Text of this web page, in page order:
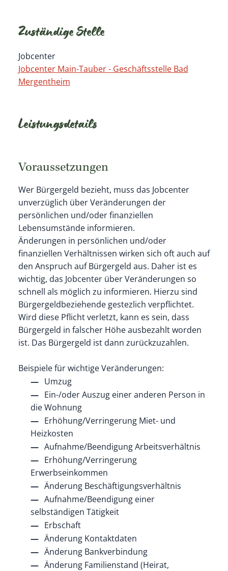
Zuständige Stelle
Jobcenter
Jobcenter Main-Tauber - Geschäftsstelle Bad
Mergentheim
Leistungsdetails
Voraussetzungen
Wer Bürgergeld bezieht, muss das Jobcenter
unverzüglich über Veränderungen der
persönlichen und/oder finanziellen
Lebensumstände informieren.
Änderungen in persönlichen und/oder
finanziellen Verhältnissen wirken sich oft auch auf
den Anspruch auf Bürgergeld aus. Daher ist es
wichtig, das Jobcenter über Veränderungen so
schnell als möglich zu informieren. Hierzu sind
Bürgergeldbeziehende gestezlich verpflichtet.
Wird diese Pflicht verletzt, kann es sein, dass
Bürgergeld in falscher Höhe ausbezahlt worden
ist. Das Bürgergeld ist dann zurückzuzahlen.
Beispiele für wichtige Veränderungen:
Umzug
Ein-/oder Auszug einer anderen Person in
die Wohnung
Erhöhung/Verringerung Miet- und
Heizkosten
Aufnahme/Beendigung Arbeitsverhältnis
Erhöhung/Verringerung
Erwerbseinkommen
Änderung Beschäftigungsverhältnis
Aufnahme/Beendigung einer
selbständigen Tätigkeit
Erbschaft
Änderung Kontaktdaten
Änderung Bankverbindung
Änderung Familienstand (Heirat,